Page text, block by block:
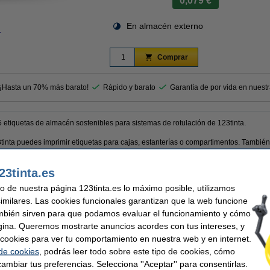
En almacén externo
Comprar
un 70% más barato! Rápido y barato Garantía de por vida en
de almacén sostenibles para sistemas de rotulación de 123tinta.
puedes imprimir etiquetas para cajas, estanterías o compartimentos.
a la humedad, altas y bajas temperaturas, abrasión y 24 tipos de químicos y
etiquetas se pegarán perfectamente durante años, incluso en superficies
del 100%. 1-2-3 ¡sin preocupaciones!
de nuestra página 123tinta.es lo máximo posible, utilizamos
Las cookies funcionales garantizan que la web funcione
sirven para que podamos evaluar el funcionamiento y cómo
Queremos mostrarte anuncios acordes con tus intereses, y
para ver tu comportamiento en nuestra web y en internet.
cookies, podrás leer todo sobre este tipo de cookies, cómo
tus preferencias. Selecciona ''Aceptar'' para consentirlas.